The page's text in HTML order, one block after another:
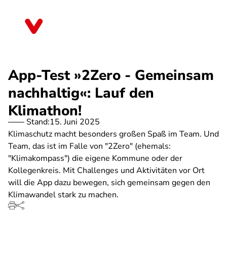
App-Test »2Zero - Gemeinsam
nachhaltig«: Lauf den
Klimathon!
Stand:15. Juni 2025
Klimaschutz macht besonders großen Spaß im Team. Und
Team, das ist im Falle von "2Zero" (ehemals:
"Klimakompass") die eigene Kommune oder der
Kollegenkreis. Mit Challenges und Aktivitäten vor Ort
will die App dazu bewegen, sich gemeinsam gegen den
Klimawandel stark zu machen.